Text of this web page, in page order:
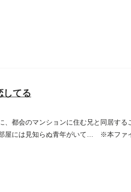
してる
、都会のマンションに住む兄と同居す
屋には見知らぬ青年がいて… ※本ファ